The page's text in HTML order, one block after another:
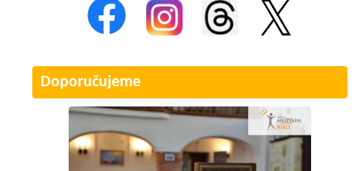
Doporučujeme